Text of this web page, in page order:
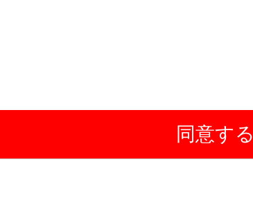
同意する